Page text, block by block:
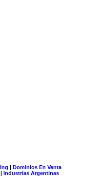
| Dominios En Venta
| Industrias Argentinas